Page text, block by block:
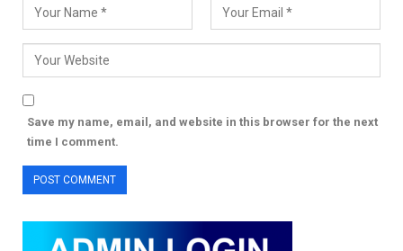
Save my name, email, and website in this browser for the next
time I comment.